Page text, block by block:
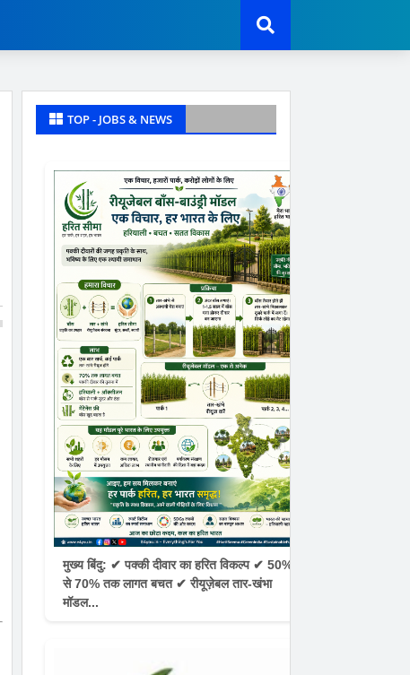
TOP - JOBS & NEWS
मुख्य बिंदु: ✔ पक्की दीवार का हरित विकल्प ✔ 50%
से 70% तक लागत बचत ✔ रीयूज़ेबल तार-खंभा
मॉडल...